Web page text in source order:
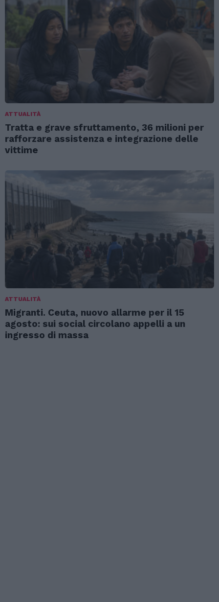
ATTUALITÀ
Tratta e grave sfruttamento, 36 milioni per
rafforzare assistenza e integrazione delle
vittime
ATTUALITÀ
Migranti. Ceuta, nuovo allarme per il 15
agosto: sui social circolano appelli a un
ingresso di massa